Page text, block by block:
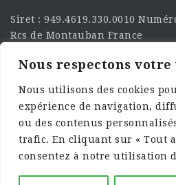
Nous respectons
Nous utilisons des cookies
expérience de navigation,
ou des contenus
trafic. En cliquant sur « Tout
consentez à notre utilisation
Siret : 949.4619.330.0010
Rcs de Montauban France
SUIVEZ-NOUS SUR LES
RÉSEAU :
©2025 HandsFarmers.